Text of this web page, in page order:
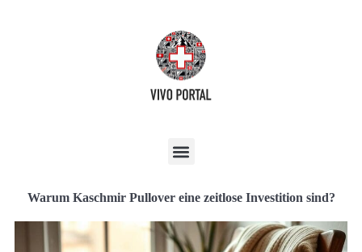
Warum Kaschmir Pullover eine zeitlose Investition sind?